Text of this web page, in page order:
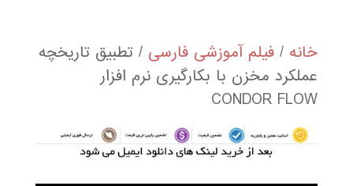
خانه / فیلم آموزشی فارسی / تطبیق تاریخچه
عملکرد مخزن با بکارگیری نرم افزار
CONDOR FLOW